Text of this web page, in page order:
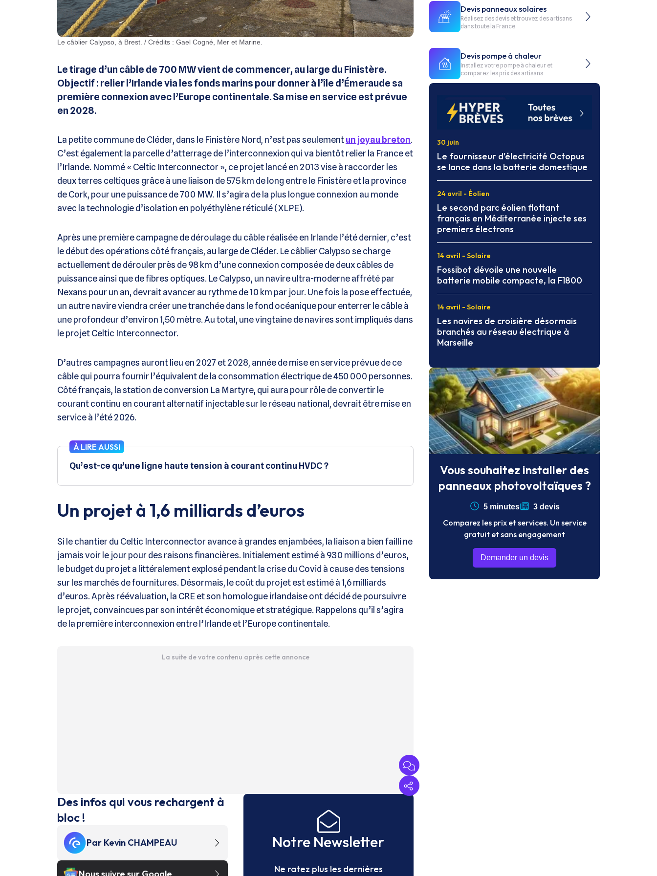
Le câblier Calypso, à Brest. / Crédits : Gael Cogné, Mer et Marine.
Le tirage d’un câble de 700 MW vient de commencer, au large du Finistère.
Objectif : relier l’Irlande via les fonds marins pour donner à l’île d’Émeraude sa
première connexion avec l’Europe continentale. Sa mise en service est prévue
en 2028.
La petite commune de Cléder, dans le Finistère Nord, n’est pas seulementun joyau breton.
C’est également la parcelle d’atterrage de l’interconnexion qui va bientôt relier la France et
l’Irlande. Nommé « Celtic Interconnector », ce projet lancé en 2013 vise à raccorder les
deux terres celtiques grâce à une liaison de 575 km de long entre le Finistère et la province
de Cork, pour une puissance de 700 MW. Il s’agira de la plus longue connexion au monde
avec la technologie d’isolation en polyéthylène réticulé (XLPE).
Après une première campagne de déroulage du câble réalisée en Irlande l’été dernier, c’est
le début des opérations côté français, au large de Cléder. Le câblier Calypso se charge
actuellement de dérouler près de 98 km d’une connexion composée de deux câbles de
puissance ainsi que de fibres optiques. Le Calypso, un navire ultra-moderne affrété par
Nexans pour un an, devrait avancer au rythme de 10 km par jour. Une fois la pose effectuée,
un autre navire viendra créer une tranchée dans le fond océanique pour enterrer le câble à
une profondeur d’environ 1,50 mètre. Au total, une vingtaine de navires sont impliqués dans
le projet Celtic Interconnector.
D’autres campagnes auront lieu en 2027 et 2028, année de mise en service prévue de ce
câble qui pourra fournir l’équivalent de la consommation électrique de 450 000 personnes.
Côté français, la station de conversion La Martyre, qui aura pour rôle de convertir le
courant continu en courant alternatif injectable sur le réseau national, devrait être mise en
service à l’été 2026.
À LIRE AUSSI
Qu’est-ce qu’une ligne haute tension à courant continu HVDC ?
Un projet à 1,6 milliards d’euros
Si le chantier du Celtic Interconnector avance à grandes enjambées, la liaison a bien failli ne
jamais voir le jour pour des raisons financières. Initialement estimé à 930 millions d’euros,
le budget du projet a littéralement explosé pendant la crise du Covid à cause des tensions
sur les marchés de fournitures. Désormais, le coût du projet est estimé à 1,6 milliards
d’euros. Après réévaluation, la CRE et son homologue irlandaise ont décidé de poursuivre
le projet, convaincues par son intérêt économique et stratégique. Rappelons qu’il s’agira
de la première interconnexion entre l’Irlande et l’Europe continentale.
La suite de votre contenu après cette annonce
Des infos qui vous rechargent à
bloc !
Par Kevin CHAMPEAU Notre Newsletter
Ne ratez plus les dernières
Devis panneaux solaires
Réalisez des devis et trouvez des artisans
dans toute la France
Devis pompe à chaleur
Installez votre pompe à chaleur et
comparez les prix des artisans
30 juin
Le fournisseur d'électricité Octopus
se lance dans la batterie domestique
24 avril - Éolien
Le second parc éolien flottant
français en Méditerranée injecte ses
premiers électrons
14 avril - Solaire
Fossibot dévoile une nouvelle
batterie mobile compacte, la F1800
14 avril - Solaire
Les navires de croisière désormais
branchés au réseau électrique à
Marseille
Vous souhaitez installer des
panneaux photovoltaïques ?
5 minutes 3 devis
Comparez les prix et services. Un service
gratuit et sans engagement
Demander un devis